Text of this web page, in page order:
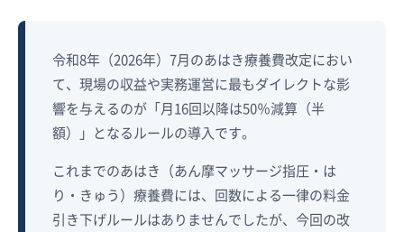
令和8年（2026年）7月のあはき療養費改定におい
て、現場の収益や実務運営に最もダイレクトな影
響を与えるのが「月16回以降は50％減算（半
額）」となるルールの導入です。
これまでのあはき（あん摩マッサージ指圧・は
り・きゅう）療養費には、回数による一律の料金
引き下げルールはありませんでしたが、今回の改